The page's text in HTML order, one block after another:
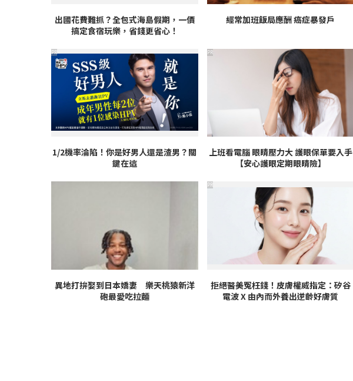
出國花費難抓？全包式海島假期，一價
搞定食宿玩樂，省錢更省心！
經常加班飯局應酬 癌症暴發戶
1/2機率淪陷！你是好男人還是渣男？關
鍵在這
PR
上班看電腦 眼睛壓力大 護眼保單要入手
【安心護眼定期眼睛險】
PR
異地打拚娶到日本嬌妻 樂天桃猿新洋
砲最愛吃拉麵
拒絕醫美冤枉錢！皮膚權威指定：矽谷
電波 X 由內而外養出逆齡好膚質
PR